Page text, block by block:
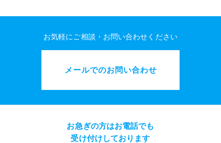
お気軽にご相談・お問い合わせください
メールでのお問い合わせ
お急ぎの方はお電話でも
受け付けしております